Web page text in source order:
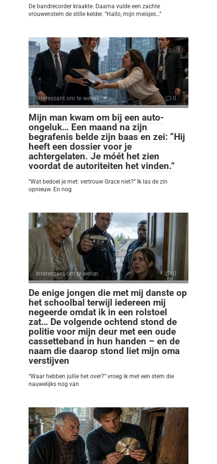
De bandrecorder kraakte. Daarna vulde een zachte
vrouwenstem de stille kelder. “Hallo, mijn meisjes…”
Interessant om te weten 0
Mijn man kwam om bij een auto-
ongeluk… Een maand na zijn
begrafenis belde zijn baas en zei: “Hij
heeft een dossier voor je
achtergelaten. Je móét het zien
voordat de autoriteiten het vinden.”
“Wat bedoel je met: vertrouw Grace niet?” Ik las de zin
opnieuw. En nog
Interessant om te weten 0
De enige jongen die met mij danste op
het schoolbal terwijl iedereen mij
negeerde omdat ik in een rolstoel
zat… De volgende ochtend stond de
politie voor mijn deur met een oude
cassetteband in hun handen – en de
naam die daarop stond liet mijn oma
verstijven
“Waar hebben jullie het over?” vroeg ik met een stem die
nauwelijks nog van